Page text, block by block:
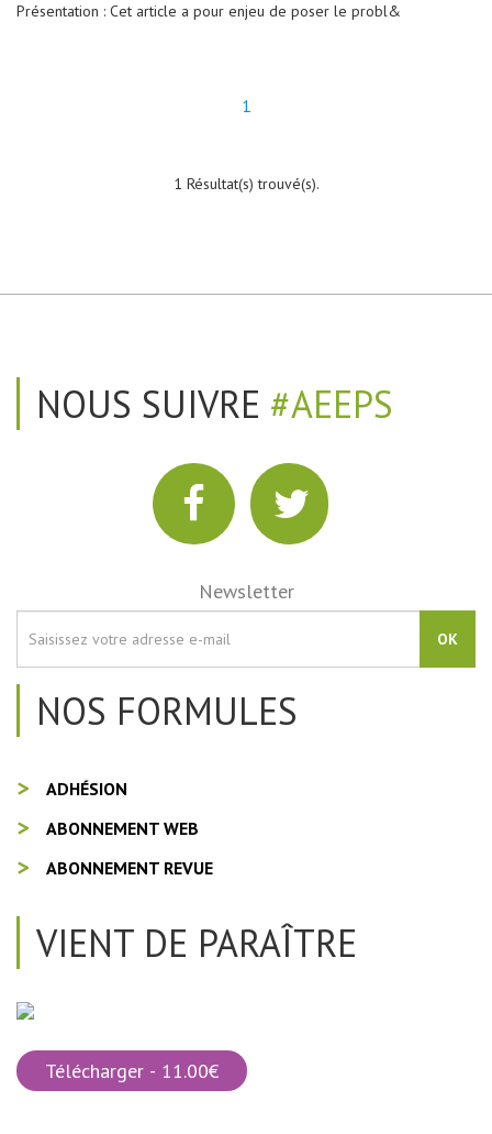
Présentation : Cet article a pour enjeu de poser le probl&
1
1 Résultat(s) trouvé(s).
NOUS SUIVRE #AEEPS
Newsletter
OK
NOS FORMULES
ADHÉSION
ABONNEMENT WEB
ABONNEMENT REVUE
VIENT DE PARAÎTRE
Télécharger - 11.00€